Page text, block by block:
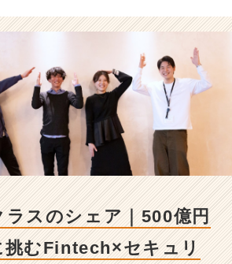
業
プ
ス
の
シ
｜
0
スのシェア｜500億円
挑むFintech×セキュリ